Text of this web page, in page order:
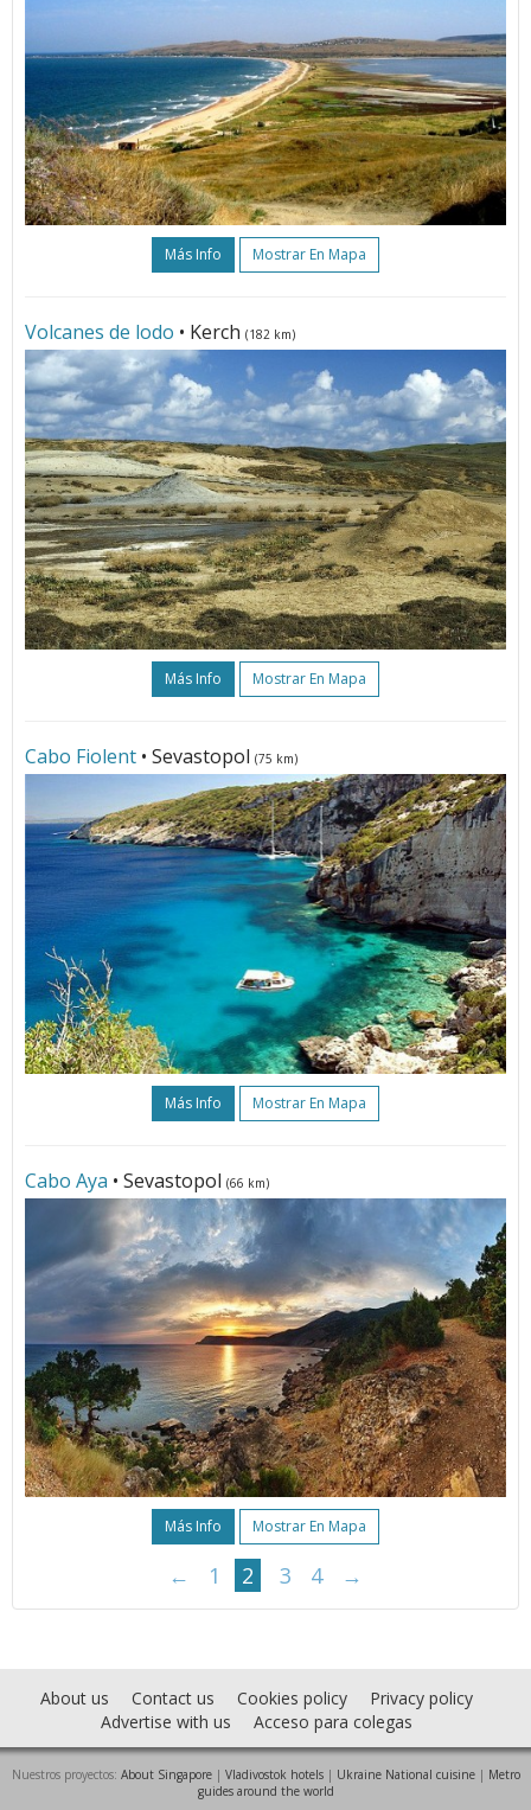
Más Info Mostrar En Mapa
Volcanes de lodo • Kerch (182 km)
Más Info Mostrar En Mapa
Cabo Fiolent • Sevastopol (75 km)
Más Info Mostrar En Mapa
Cabo Aya • Sevastopol (66 km)
Más Info Mostrar En Mapa
← 1 2 3 4 →
About us Contact us Cookies policy
Privacy policy
Advertise with us
Acceso para colegas
Nuestros proyectos: About Singapore| Vladivostok hotels| Ukraine National cuisine| Metro
guides around the world